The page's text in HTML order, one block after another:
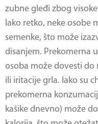
zubne gleđi zbog
Iako retko, neke osobe
semenke, što može
disanjem. Prekomerna
osoba može dovesti do
ili iritacije grla. Iako su
prekomerna
kašike dnevno) može